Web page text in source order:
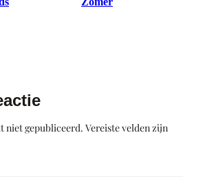
niet gepubliceerd. Vereiste velden zijn